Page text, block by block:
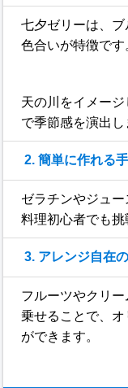
七夕ゼリーは、
色合いが特徴です
天の川をイメー
で季節感を演出し
2. 簡単に作れる
ゼラチンやジュー
料理初心者でも挑
3. アレンジ自在
フルーツやクリ
乗せることで、
ができます。